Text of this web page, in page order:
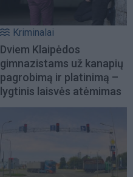
Kriminalai
Dviem Klaipėdos
gimnazistams už kanapių
pagrobimą ir platinimą –
lygtinis laisvės atėmimas